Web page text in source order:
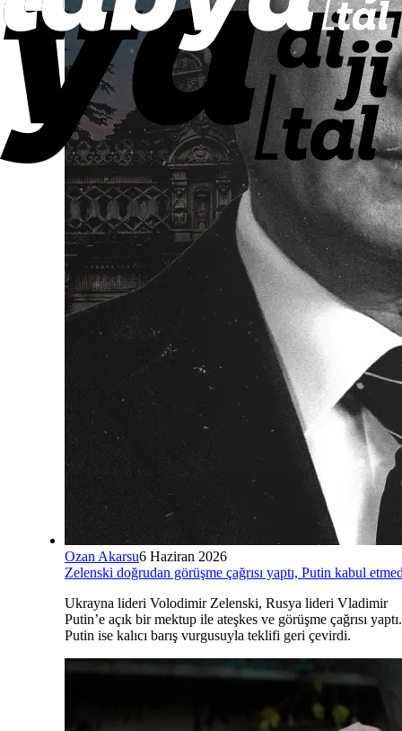
Ozan Akarsu6 Haziran 2026
Zelenski doğrudan görüşme çağrısı yaptı, Putin kabul
Ukrayna lideri Volodimir Zelenski, Rusya lideri Vladimir
Putin’e açık bir mektup ile ateşkes ve görüşme çağrısı yaptı.
Putin ise kalıcı barış vurgusuyla teklifi geri çevirdi.